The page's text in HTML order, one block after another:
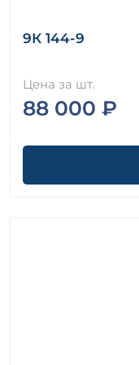
9К 144-9
Цена за шт.
88 000 ₽